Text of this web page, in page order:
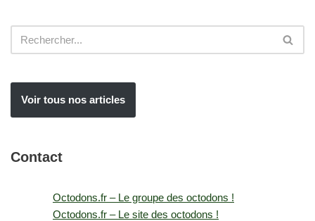
Voir tous nos articles
Contact
Octodons.fr – Le groupe des octodons !
Octodons.fr – Le site des octodons !